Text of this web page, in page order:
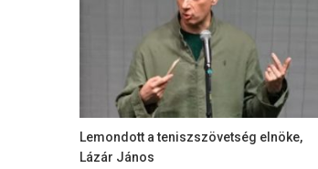
Lemondott a teniszszövetség elnöke,
Lázár János